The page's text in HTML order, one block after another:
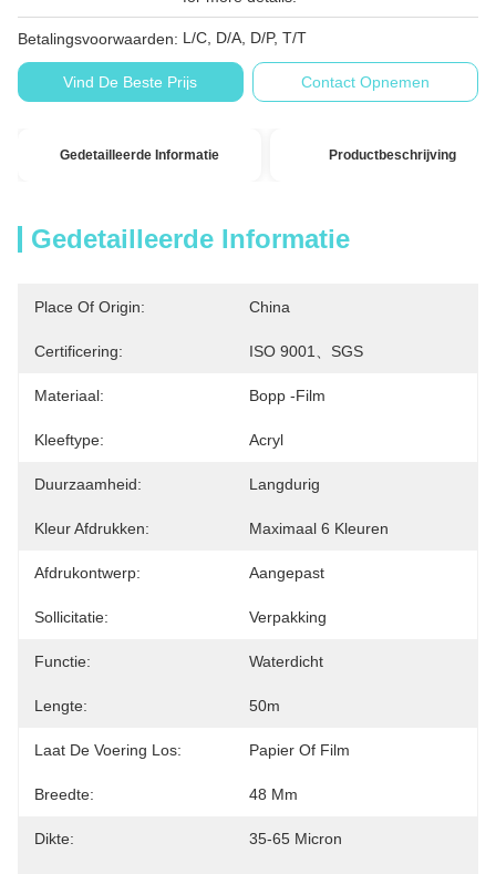
Betalingsvoorwaarden: L/C, D/A, D/P, T/T
Vind De Beste Prijs Contact Opnemen
Gedetailleerde Informatie Productbeschrijving
Gedetailleerde Informatie
Place Of Origin: China
Certificering: ISO 9001、SGS
Materiaal: Bopp -film
Kleeftype: Acryl
Duurzaamheid: Langdurig
Kleur Afdrukken: Maximaal 6 Kleuren
Afdrukontwerp: Aangepast
Sollicitatie: Verpakking
Functie: Waterdicht
Lengte: 50m
Laat De Voering Los: Papier Of Film
Breedte: 48 Mm
Dikte: 35-65 Micron